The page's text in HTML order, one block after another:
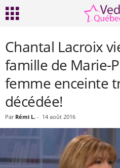
Chantal Lacroix
famille de Marie-
femme enceinte
décédée!
Par Rémi L. - 14 août 2016